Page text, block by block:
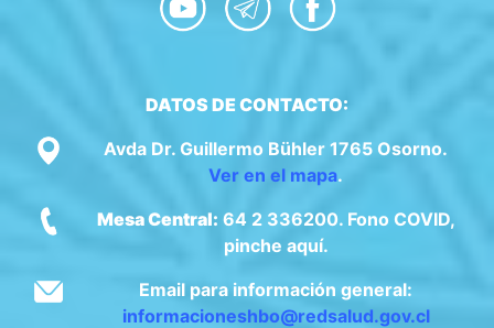
DATOS DE CONTACTO:
Avda Dr. Guillermo Bühler 1765 Osorno.
Ver en el mapa.
Mesa Central: 64 2 336200. Fono COVID,
pinche aquí.
Email para información general:
informacioneshbo@redsalud.gov.cl